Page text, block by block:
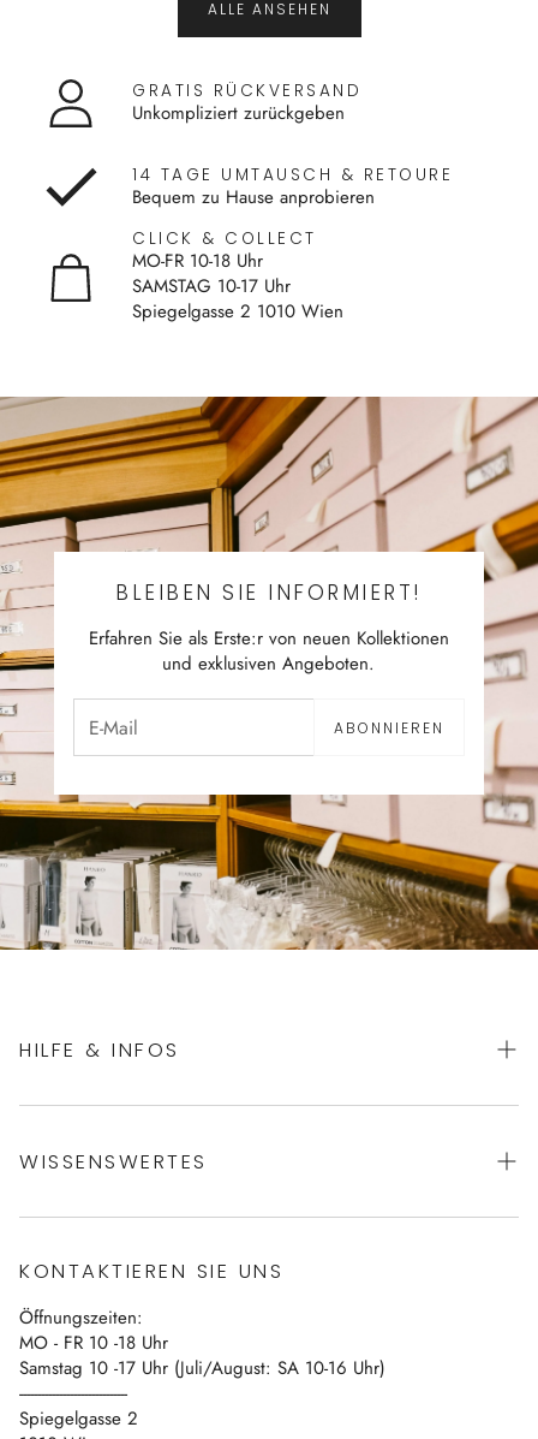
ALLE ANSEHEN
GRATIS RÜCKVERSAND
Unkompliziert zurückgeben
14 TAGE UMTAUSCH & RETOURE
Bequem zu Hause anprobieren
CLICK & COLLECT
MO-FR 10-18 Uhr
SAMSTAG 10-17 Uhr
Spiegelgasse 2 1010 Wien
BLEIBEN SIE INFORMIERT!
Erfahren Sie als Erste:r von neuen Kollektionen
und exklusiven Angeboten.
ABONNIEREN
HILFE & INFOS
Datenschutz
Impressum
Vertrag widerrufen
WISSENSWERTES
Blog
Kontakt
KONTAKTIEREN SIE UNS
Öffnungszeiten:
MO - FR 10 -18 Uhr
Samstag 10 -17 Uhr (Juli/August: SA 10-16 Uhr)
------------------------------
Spiegelgasse 2